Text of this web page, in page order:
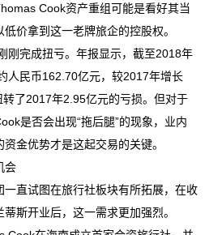
Cook资产重组可能是看好其当
价拿到这一老牌旅企的控股权。
刚完成扭亏。年报显示，截至2018年
人民币162.70亿元，较2017年增长
了2017年2.95亿元的亏损。但对于
是否会出现“拖后腿”的现象，业内
金优势才是这起交易的关键。
会
直试图在旅行社板块有所拓展，在收
斯开业后，这一需求更加强烈。